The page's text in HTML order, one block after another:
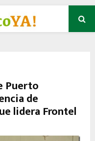
Puerto
de
lidera Frontel